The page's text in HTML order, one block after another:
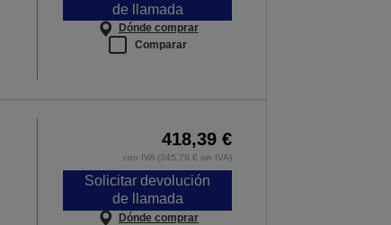
de llamada
Dónde comprar
Comparar
418,39 €
con IVA (345,78 € sin IVA)
Solicitar devolución
de llamada
Dónde comprar